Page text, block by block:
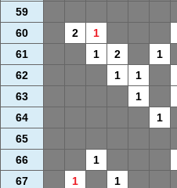
59
60
2 1
61
1 2 1
62
1 1
63
1
64
1
65
66
1
67
1 1